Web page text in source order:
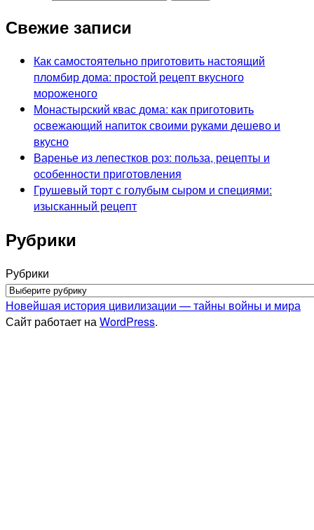
Свежие записи
Как самостоятельно приготовить настоящий
пломбир дома: простой рецепт вкусного
мороженого
Монастырский квас дома: как приготовить
освежающий напиток своими руками дешево и
вкусно
Варенье из лепестков роз: польза, рецепты и
особенности приготовления
Грушевый торт с голубым сыром и специями:
изысканный рецепт
Рубрики
Рубрики
Новейшая история цивилизации — тайны войны и мира
Сайт работает наWordPress.